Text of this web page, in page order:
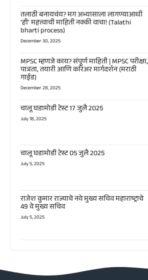
तलाठी बनायचंय? मग अभ्यासाला लागण्याआधी
‘ही’ महत्त्वाची माहिती नक्की वाचा! (Talathi
bharti process)
December 30, 2025
MPSC म्हणजे काय? संपूर्ण माहिती | MPSC परीक्षा,
पात्रता, तयारी आणि करिअर मार्गदर्शन (मराठी
गाईड)
December 28, 2025
चालू घडामोडी टेस्ट 17 जुलै 2025
July 18, 2025
चालू घडामोडी टेस्ट 05 जुलै 2025
July 5, 2025
राजेश कुमार राज्याचे नवे मुख्य सचिव महाराष्ट्राचे
49 वे मुख्य सचिव
July 5, 2025